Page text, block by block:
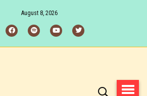
August 8, 2026